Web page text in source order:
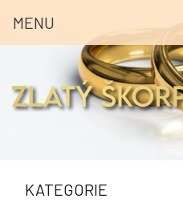
MENU
KATEGORIE